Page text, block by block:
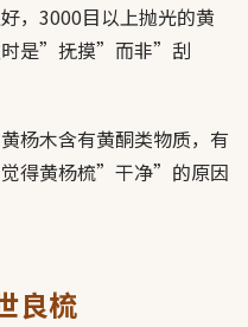
，3000目以上抛光的黄
时是”抚摸”而非”刮
杨木含有黄酮类物质，有
觉得黄杨梳”干净”的原因
良梳